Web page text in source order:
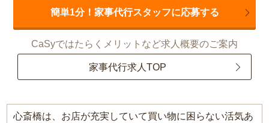
簡単1分！家事代行スタッフに応募する
CaSyではたらくメリットなど求人概要のご案内
家事代行求人TOP
心斎橋は、お店が充実していて買い物に困らない活気あ